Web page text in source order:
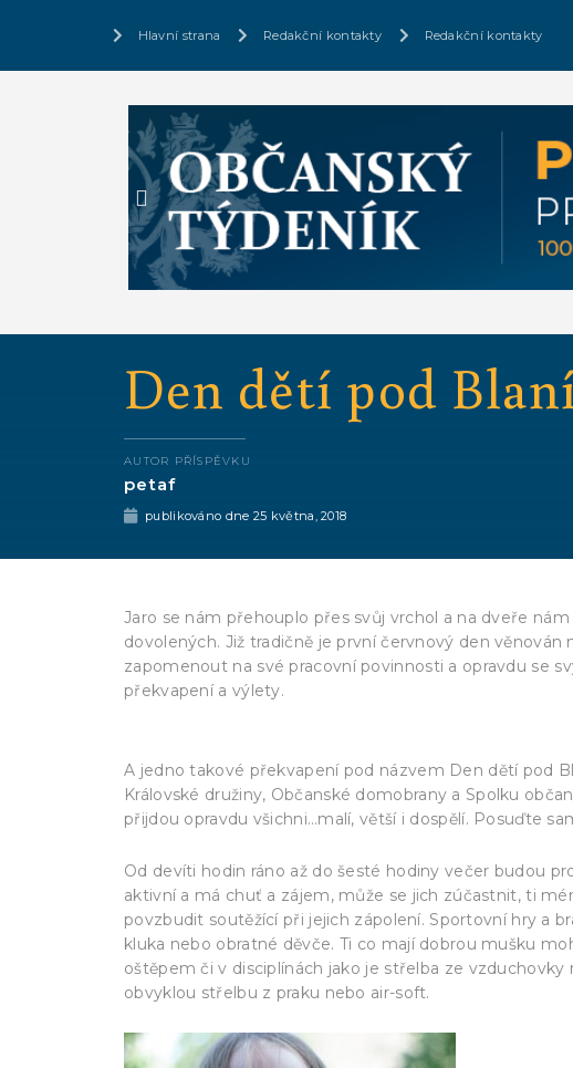
Hlavní strana Redakční kontakty Redakční kontakty
Den dětí pod
AUTOR PŘÍSPĚVKU
petaf
publikováno dne 25 května, 2018
Jaro se nám přehouplo přes svůj vrchol a na dveře
dovolených. Již tradičně je první červnový den
zapomenout na své pracovní povinnosti a opravdu se
překvapení a výlety.
A jedno takové překvapení pod názvem Den dětí pod
Královské družiny, Občanské domobrany a Spolku
přijdou opravdu všichni…malí, větší i dospělí. Posuďte
Od devíti hodin ráno až do šesté hodiny večer budou
aktivní a má chuť a zájem, může se jich zúčastnit, ti
povzbudit soutěžící při jejich zápolení. Sportovní hry a
kluka nebo obratné děvče. Ti co mají dobrou mušku
oštěpem či v disciplínách jako je střelba ze
obvyklou střelbu z praku nebo air-soft.